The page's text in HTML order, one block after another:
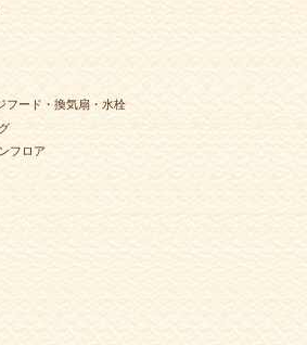
フード・換気扇・水栓
フロア